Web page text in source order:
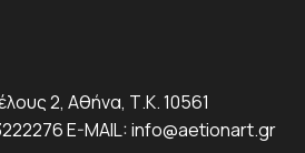
2, Αθήνα, Τ.Κ. 10561
E-MAIL:info@aetionart.gr